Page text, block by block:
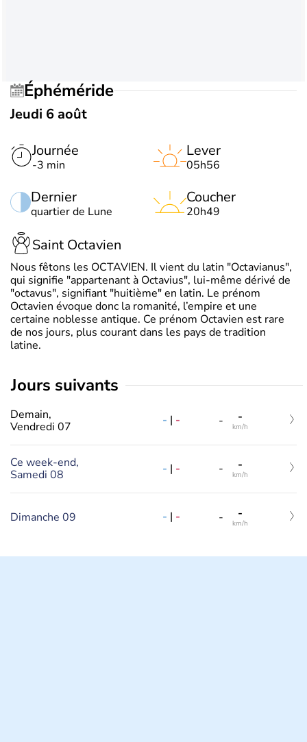
Éphéméride
Jeudi 6 août
Journée
-3 min
Dernier
quartier de Lune
Lever
05h56
Coucher
20h49
Saint Octavien
Nous fêtons les OCTAVIEN. Il vient du latin "Octavianus",
qui signifie "appartenant à Octavius", lui-même dérivé de
"octavus", signifiant "huitième" en latin. Le prénom
Octavien évoque donc la romanité, l’empire et une
certaine noblesse antique. Ce prénom Octavien est rare
de nos jours, plus courant dans les pays de tradition
latine.
jours suivants
Demain,
Vendredi 07
- | - - -
km/h
Ce week-end,
Samedi 08
- | - - -
km/h
Dimanche 09 - | - - -
km/h